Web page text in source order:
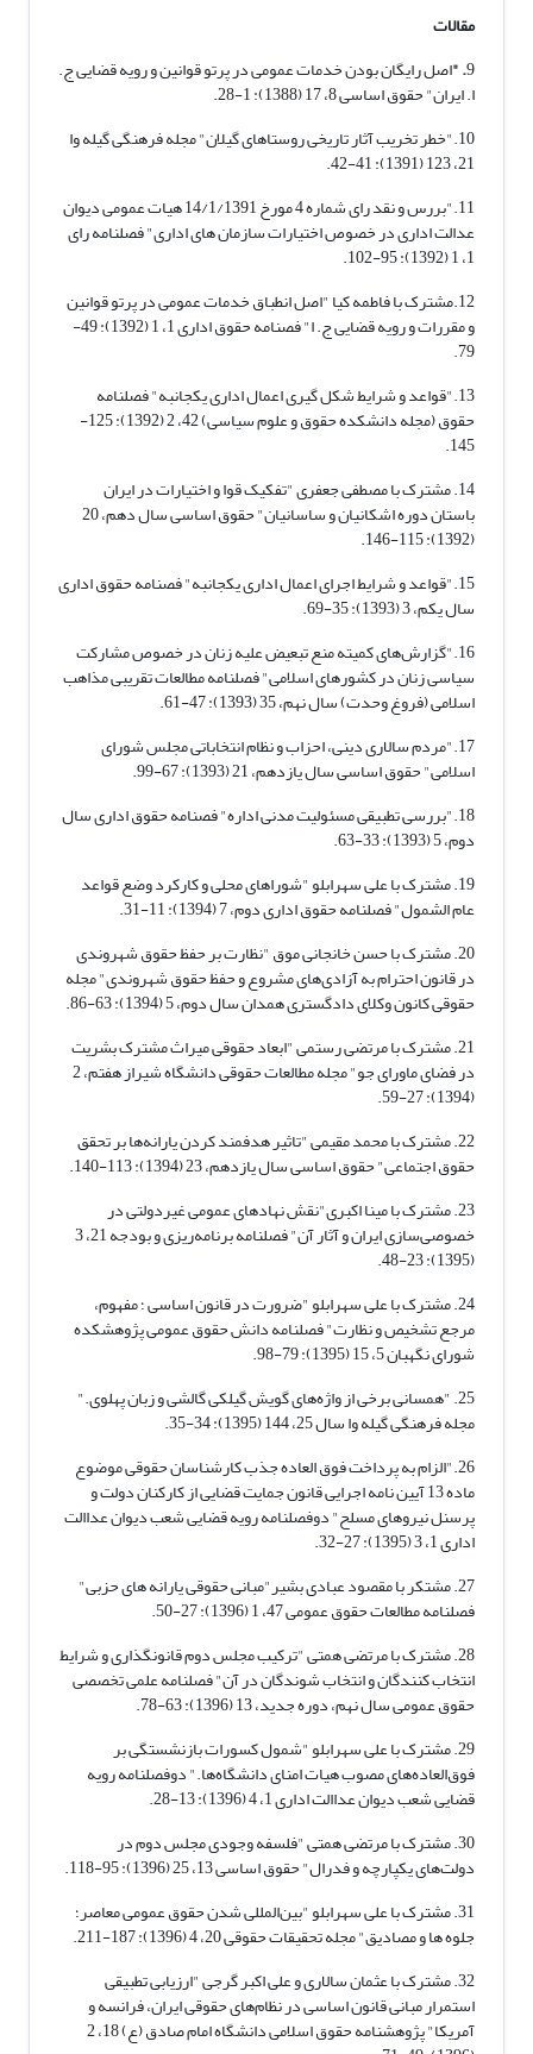
مقالات
9
. "اصل رایگان بودن خدمات عمومی در پرتو قوانین و رویه قضایی ج.
ا. ایران" حقوق اساسی 8، 17 (1388): 1-28.
10."خطر تخریب آثار تاریخی روستاهای گیلان" مجله فرهنگی گیله وا
21، 123 (1391): 41-42.
11."بررس و نقد رای شماره 4 مورخ 14/1/1391 هیات عمومی دیوان
عدالت اداری در خصوص اختیارات سازمان های اداری" فصلنامه رای
1، 1 (1392): 95-102.
12.مشترک با فاطمه کیا "اصل انطباق خدمات عمومی در پرتو قوانین
و مقررات و رویه قضایی ج. ا" فصنامه حقوق اداری 1، 1 (1392): 49-
79.
13."قواعد و شرایط شکل گیری اعمال اداری یکجانبه" فصلنامه
حقوق (مجله دانشکده حقوق و علوم سیاسی) 42، 2 (1392): 125-
145.
14. مشترک با مصطفی جعفری "تفکیک قوا و اختیارات در ایران
باستان دوره اشکانیان و ساسانیان" حقوق اساسی سال دهم، 20
(1392): 115-146.
15."قواعد و شرایط اجرای اعمال اداری یکجانبه" فصنامه حقوق اداری
سال یکم، 3 (1393): 35-69.
16."گزارش‌های کمیته منع تبعیض علیه زنان در خصوص مشارکت
سیاسی زنان در کشورهای اسلامی" فصلنامه مطالعات تقریبی مذاهب
اسلامی (فروغ وحدت) سال نهم، 35 (1393): 47-61.
17."مردم سالاری دینی، احزاب و نظام انتخاباتی مجلس شورای
اسلامی" حقوق اساسی سال یازدهم، 21 (1393): 67-99.
18."بررسی تطبیقی مسئولیت مدنی اداره" فصنامه حقوق اداری سال
دوم، 5 (1393): 33-63.
19. مشترک با علی سهرابلو "شوراهای محلی و کارکرد وضع قواعد
عام الشمول" فصلنامه حقوق اداری دوم، 7 (1394): 11-31.
20. مشترک با حسن خانجانی موق "نظارت بر حفظ حقوق شهروندی
در قانون احترام به آزادی‌های مشروع و حفظ حقوق شهروندی" مجله
حقوقی کانون وکلای دادگستری همدان سال دوم، 5 (1394): 63-86.
21. مشترک با مرتضی رستمی "ابعاد حقوقی میراث مشترک بشریت
در فضای ماورای جو" مجله مطالعات حقوقی دانشگاه شیراز هفتم، 2
(1394): 27-59.
22. مشترک با محمد مقیمی "تاثیر هدفمند کردن یارانه‌ها بر تحقق
حقوق اجتماعی" حقوق اساسی سال یازدهم، 23 (1394): 113-140.
23. مشترک با مینا اکبری"نقش نهادهای عمومی غیردولتی در
خصوصی‌سازی ایران و آثار آن" فصلنامه برنامه‌ریزی و بودجه 21، 3
(1395): 23-48.
24. مشترک با علی سهرابلو "ضرورت در قانون اساسی ؛ مفهوم،
مرجع تشخیص و نظارت" فصلنامه دانش حقوق عمومی پژوهشکده
شورای نگهبان 5، 15 (1395): 79-98.
25. "همسانی برخی از واژه‌های گویش گیلکی گالشی و زبان پهلوی."
مجله فرهنگی گیله وا سال 25، 144 (1395): 34-35.
26."الزام به پرداخت فوق العاده جذب کارشناسان حقوقی موضوع
ماده 13 آیین نامه اجرایی قانون جمایت قضایی از کارکنان دولت و
پرسنل نیروهای مسلح" دوفصلنامه رویه قضایی شعب دیوان عداالت
اداری 1، 3 (1395): 27-32.
27. مشتکر با مقصود عبادی بشیر"مبانی حقوقی یارانه های حزبی"
فصلنامه مطالعات حقوق عمومی 47، 1 (1396): 27-50.
28. مشترک با مرتضی همتی "ترکیب مجلس دوم قانونگذاری و شرایط
انتخاب کنندگان و انتخاب شوندگان در آن" فصلنامه علمی تخصصی
حقوق عمومی سال نهم، دوره جدید، 13 (1396): 63-78.
29. مشترک با علی سهرابلو "شمول کسورات بازنشستگی بر
فوق‌العاده‌های مصوب هیات امنای دانشگاه‌ها." دوفصلنامه رویه
قضایی شعب دیوان عداالت اداری 1، 4 (1396): 13-28.
30. مشترک با مرتضی همتی "فلسفه وجودی مجلس دوم در
دولت‌های یکپارچه و فدرال" حقوق اساسی 13، 25 (1396): 95-118.
31. مشترک با علی سهرابلو "بین‌المللی شدن حقوق عمومی معاصر؛
جلوه ها و مصادیق" مجله تحقیقات حقوقی 20، 4 (1396): 187-211.
32. مشترک با عثمان سالاری و علی اکبر گرجی "ارزیابی تطبیقی
استمرار مبانی قانون اساسی در نظام‌های حقوقی ایران، فرانسه و
آمریکا" پژوهشنامه حقوق اسلامی دانشگاه امام صادق (ع) 18، 2